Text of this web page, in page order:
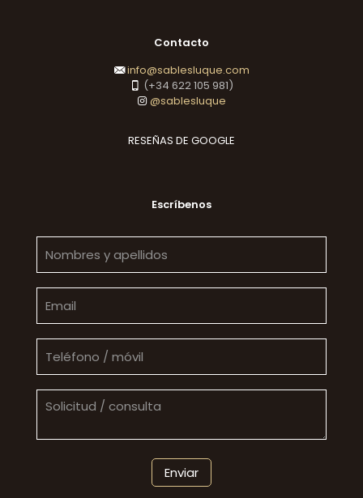
Contacto
info@sablesluque.com
(+34 622 105 981)
@sablesluque
RESEÑAS DE GOOGLE
Escríbenos